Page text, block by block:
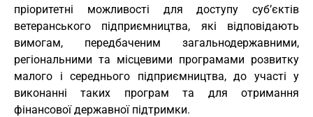
пріоритетні можливості для доступу суб’єктів
ветеранського підприємництва, які відповідають
вимогам, передбаченим загальнодержавними,
регіональними та місцевими програмами розвитку
малого і середнього підприємництва, до участі у
виконанні таких програм та для отримання
фінансової державної підтримки.